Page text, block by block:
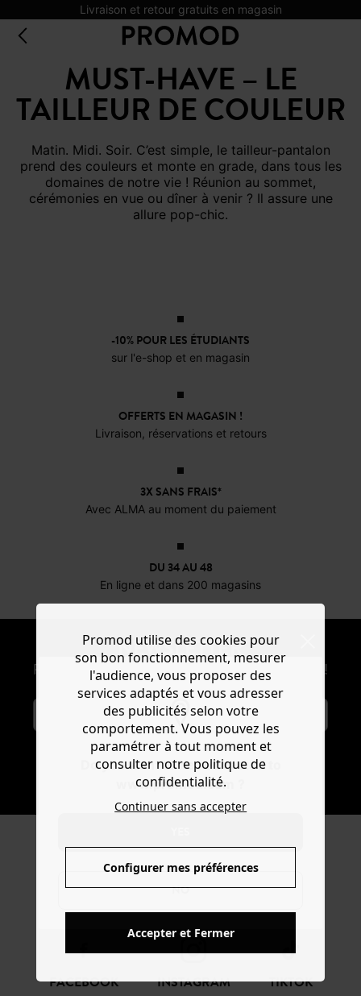
Livraison et retour gratuits en magasin
Do you want to be redirected to
www.promod.com ?
NO
MUST-HAVE – LE
TAILLEUR DE COULEUR
Matin. Midi. Soir. C’est simple, le tailleur-pantalon
prend des couleurs et monte en grade, dans tous les
domaines de notre vie ! Réunion au sommet,
cérémonies en vue ou dîner à venir ? Il assure une
allure pop-chic.
-10% POUR LES ÉTUDIANTS
sur l'e-shop et en magasin
OFFERTS EN MAGASIN !
Livraison, réservations et retours
3X SANS FRAIS*
Avec ALMA au moment du paiement
DU 34 AU 48
En ligne et dans 200 magasins
NEWSLETTER
Recevoir les actus mode et offres Promod !
S'ABONNER
REJOIGNEZ LA
COMMUNAUTÉ
FACEBOOK INSTAGRAM TIKTOK
Promod utilise des cookies pour
son bon fonctionnement, mesurer
l'audience, vous proposer des
services adaptés et vous adresser
des publicités selon votre
comportement. Vous pouvez les
paramétrer à tout moment et
consulter notre politique de
confidentialité.
Continuer sans accepter
Configurer mes préférences
Accepter et Fermer